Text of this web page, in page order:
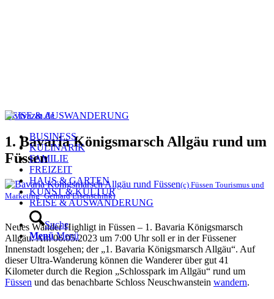
BUSINESS
KULINARIK
FAMILIE
FREIZEIT
HAUS & GARTEN
KUNST & KULTUR
REISE & AUSWANDERUNG
Suche
Menü Menü
REISE & AUSWANDERUNG
1. Bavaria Königsmarsch Allgäu rund um
Füssen
(c) Füssen Tourismus und
Marketing_Gerhard Eisenschink)
Neues Wander Highligt in Füssen – 1. Bavaria Königsmarsch
Allgäu: Am 06.05.2023 um 7:00 Uhr soll er in der Füssener
Innenstadt losgehen; der „1. Bavaria Königsmarsch Allgäu“. Auf
dieser Ultra-Wanderung können die Wanderer über gut 41
Kilometer durch die Region „Schlosspark im Allgäu“ rund um
Füssen und das benachbarte Schloss Neuschwanstein wandern.